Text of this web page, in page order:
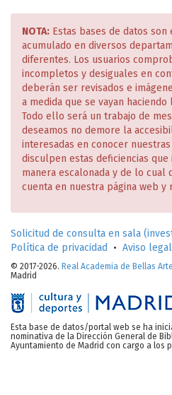
NOTA: Estas bases de datos
acumulado en diversos
diferentes. Los usuarios
incompletos y desiguales en
deberán ser revisados e
a medida que se vayan
Todo ello será un trabajo de
deseamos no demore la
interesadas en conocer
disculpen estas deficiencias que
manera escalonada y de lo cual
cuenta en nuestra página web y
Solicitud de consulta en sala
Política de privacidad
• Aviso legal
© 2017-2026. Real Academia de Bellas
Madrid
Esta base de datos/portal web se ha
nominativa de la Dirección General de
Ayuntamiento de Madrid con cargo a los